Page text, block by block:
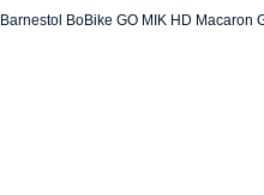
Barnestol BoBike GO MIK HD Macaron